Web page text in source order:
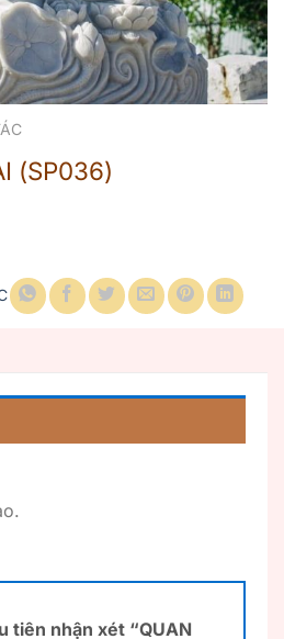
(SP036)
tiên nhận xét “QUAN